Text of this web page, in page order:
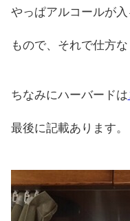
やっぱアルコールが
もので、それで仕方
ちなみにハーバードは
最後に記載あります。